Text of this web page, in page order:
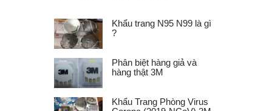
Khẩu trang N95 N99 là gì
?
Phân biệt hàng giả và
hàng thật 3M
Khẩu Trang Phòng Virus